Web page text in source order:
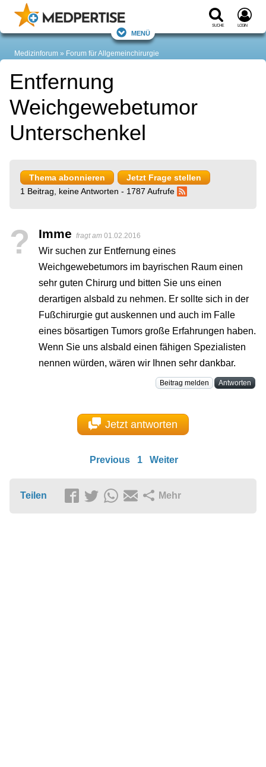
Suche Login
Menü
Medizinforum Forum für Allgemeinchirurgie
Entfernung
Weichgewebetumor
Unterschenkel
Thema abonnieren
Jetzt Frage stellen
1 Beitrag, keine Antworten - 1787 Aufrufe
? Imme fragt am 01.02.2016
Wir suchen zur Entfernung eines
Weichgewebetumors im bayrischen Raum einen
sehr guten Chirurg und bitten Sie uns einen
derartigen alsbald zu nehmen. Er sollte sich in der
Fußchirurgie gut auskennen und auch im Falle
eines bösartigen Tumors große Erfahrungen haben.
Wenn Sie uns alsbald einen fähigen Spezialisten
nennen würden, wären wir Ihnen sehr dankbar.
Beitrag melden Antworten
Jetzt antworten
Previous 1 Weiter
Teilen Mehr